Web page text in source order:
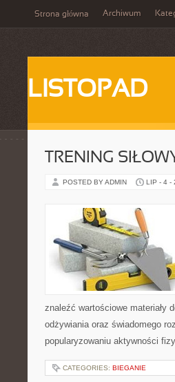
Strona główna Archiwum
LISTOPAD
TRENING
POSTED BY ADMIN LIP - 4 -
znaleźć wartościowe materiały
odżywiania oraz świadomego
popularyzowaniu aktywności
CATEGORIES: BIEGANIE